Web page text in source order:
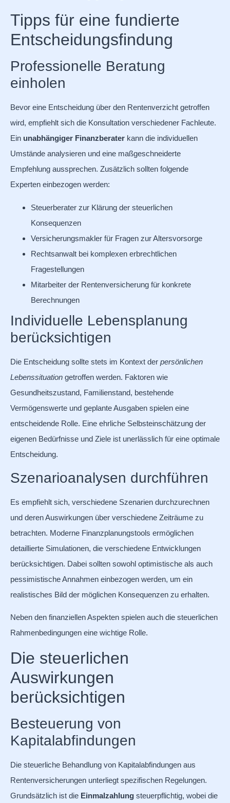
Tipps für eine fundierte
Entscheidungsfindung
Professionelle Beratung
einholen
Bevor eine Entscheidung über den Rentenverzicht getroffen
wird, empfiehlt sich die Konsultation verschiedener Fachleute.
Ein unabhängiger Finanzberater kann die individuellen
Umstände analysieren und eine maßgeschneiderte
Empfehlung aussprechen. Zusätzlich sollten folgende
Experten einbezogen werden:
Steuerberater zur Klärung der steuerlichen
Konsequenzen
Versicherungsmakler für Fragen zur Altersvorsorge
Rechtsanwalt bei komplexen erbrechtlichen
Fragestellungen
Mitarbeiter der Rentenversicherung für konkrete
Berechnungen
Individuelle Lebensplanung
berücksichtigen
Die Entscheidung sollte stets im Kontext der persönlichen
Lebenssituation getroffen werden. Faktoren wie
Gesundheitszustand, Familienstand, bestehende
Vermögenswerte und geplante Ausgaben spielen eine
entscheidende Rolle. Eine ehrliche Selbsteinschätzung der
eigenen Bedürfnisse und Ziele ist unerlässlich für eine optimale
Entscheidung.
Szenarioanalysen durchführen
Es empfiehlt sich, verschiedene Szenarien durchzurechnen
und deren Auswirkungen über verschiedene Zeiträume zu
betrachten. Moderne Finanzplanungstools ermöglichen
detaillierte Simulationen, die verschiedene Entwicklungen
berücksichtigen. Dabei sollten sowohl optimistische als auch
pessimistische Annahmen einbezogen werden, um ein
realistisches Bild der möglichen Konsequenzen zu erhalten.
Neben den finanziellen Aspekten spielen auch die steuerlichen
Rahmenbedingungen eine wichtige Rolle.
Die steuerlichen
Auswirkungen
berücksichtigen
Besteuerung von
Kapitalabfindungen
Die steuerliche Behandlung von Kapitalabfindungen aus
Rentenversicherungen unterliegt spezifischen Regelungen.
Grundsätzlich ist die Einmalzahlung steuerpflichtig, wobei die